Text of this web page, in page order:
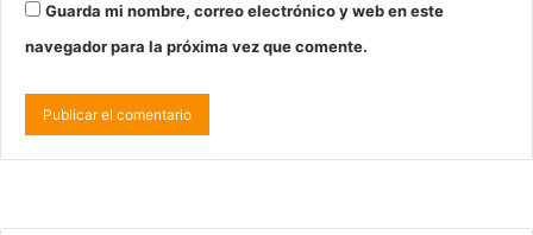
Guarda mi nombre, correo electrónico y web en este
navegador para la próxima vez que comente.